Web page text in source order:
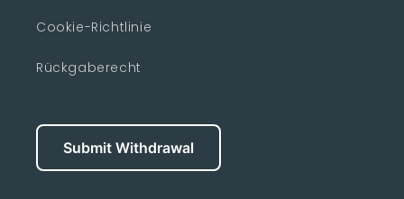
Cookie-Richtlinie
Rückgaberecht
Submit Withdrawal